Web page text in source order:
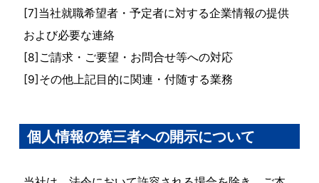
[7]当社就職希望者・予定者に対する企業情報の提供
および必要な連絡
[8]ご請求・ご要望・お問合せ等への対応
[9]その他上記目的に関連・付随する業務
個人情報の第三者への開示について